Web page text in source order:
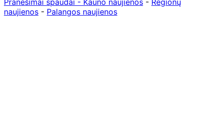
naujienos - Palangos naujienos